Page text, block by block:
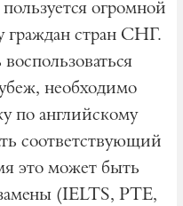
огромной
граждан стран СНГ.
необходимо
по английскому
соответствующий
это может быть
(IELTS, PTE,